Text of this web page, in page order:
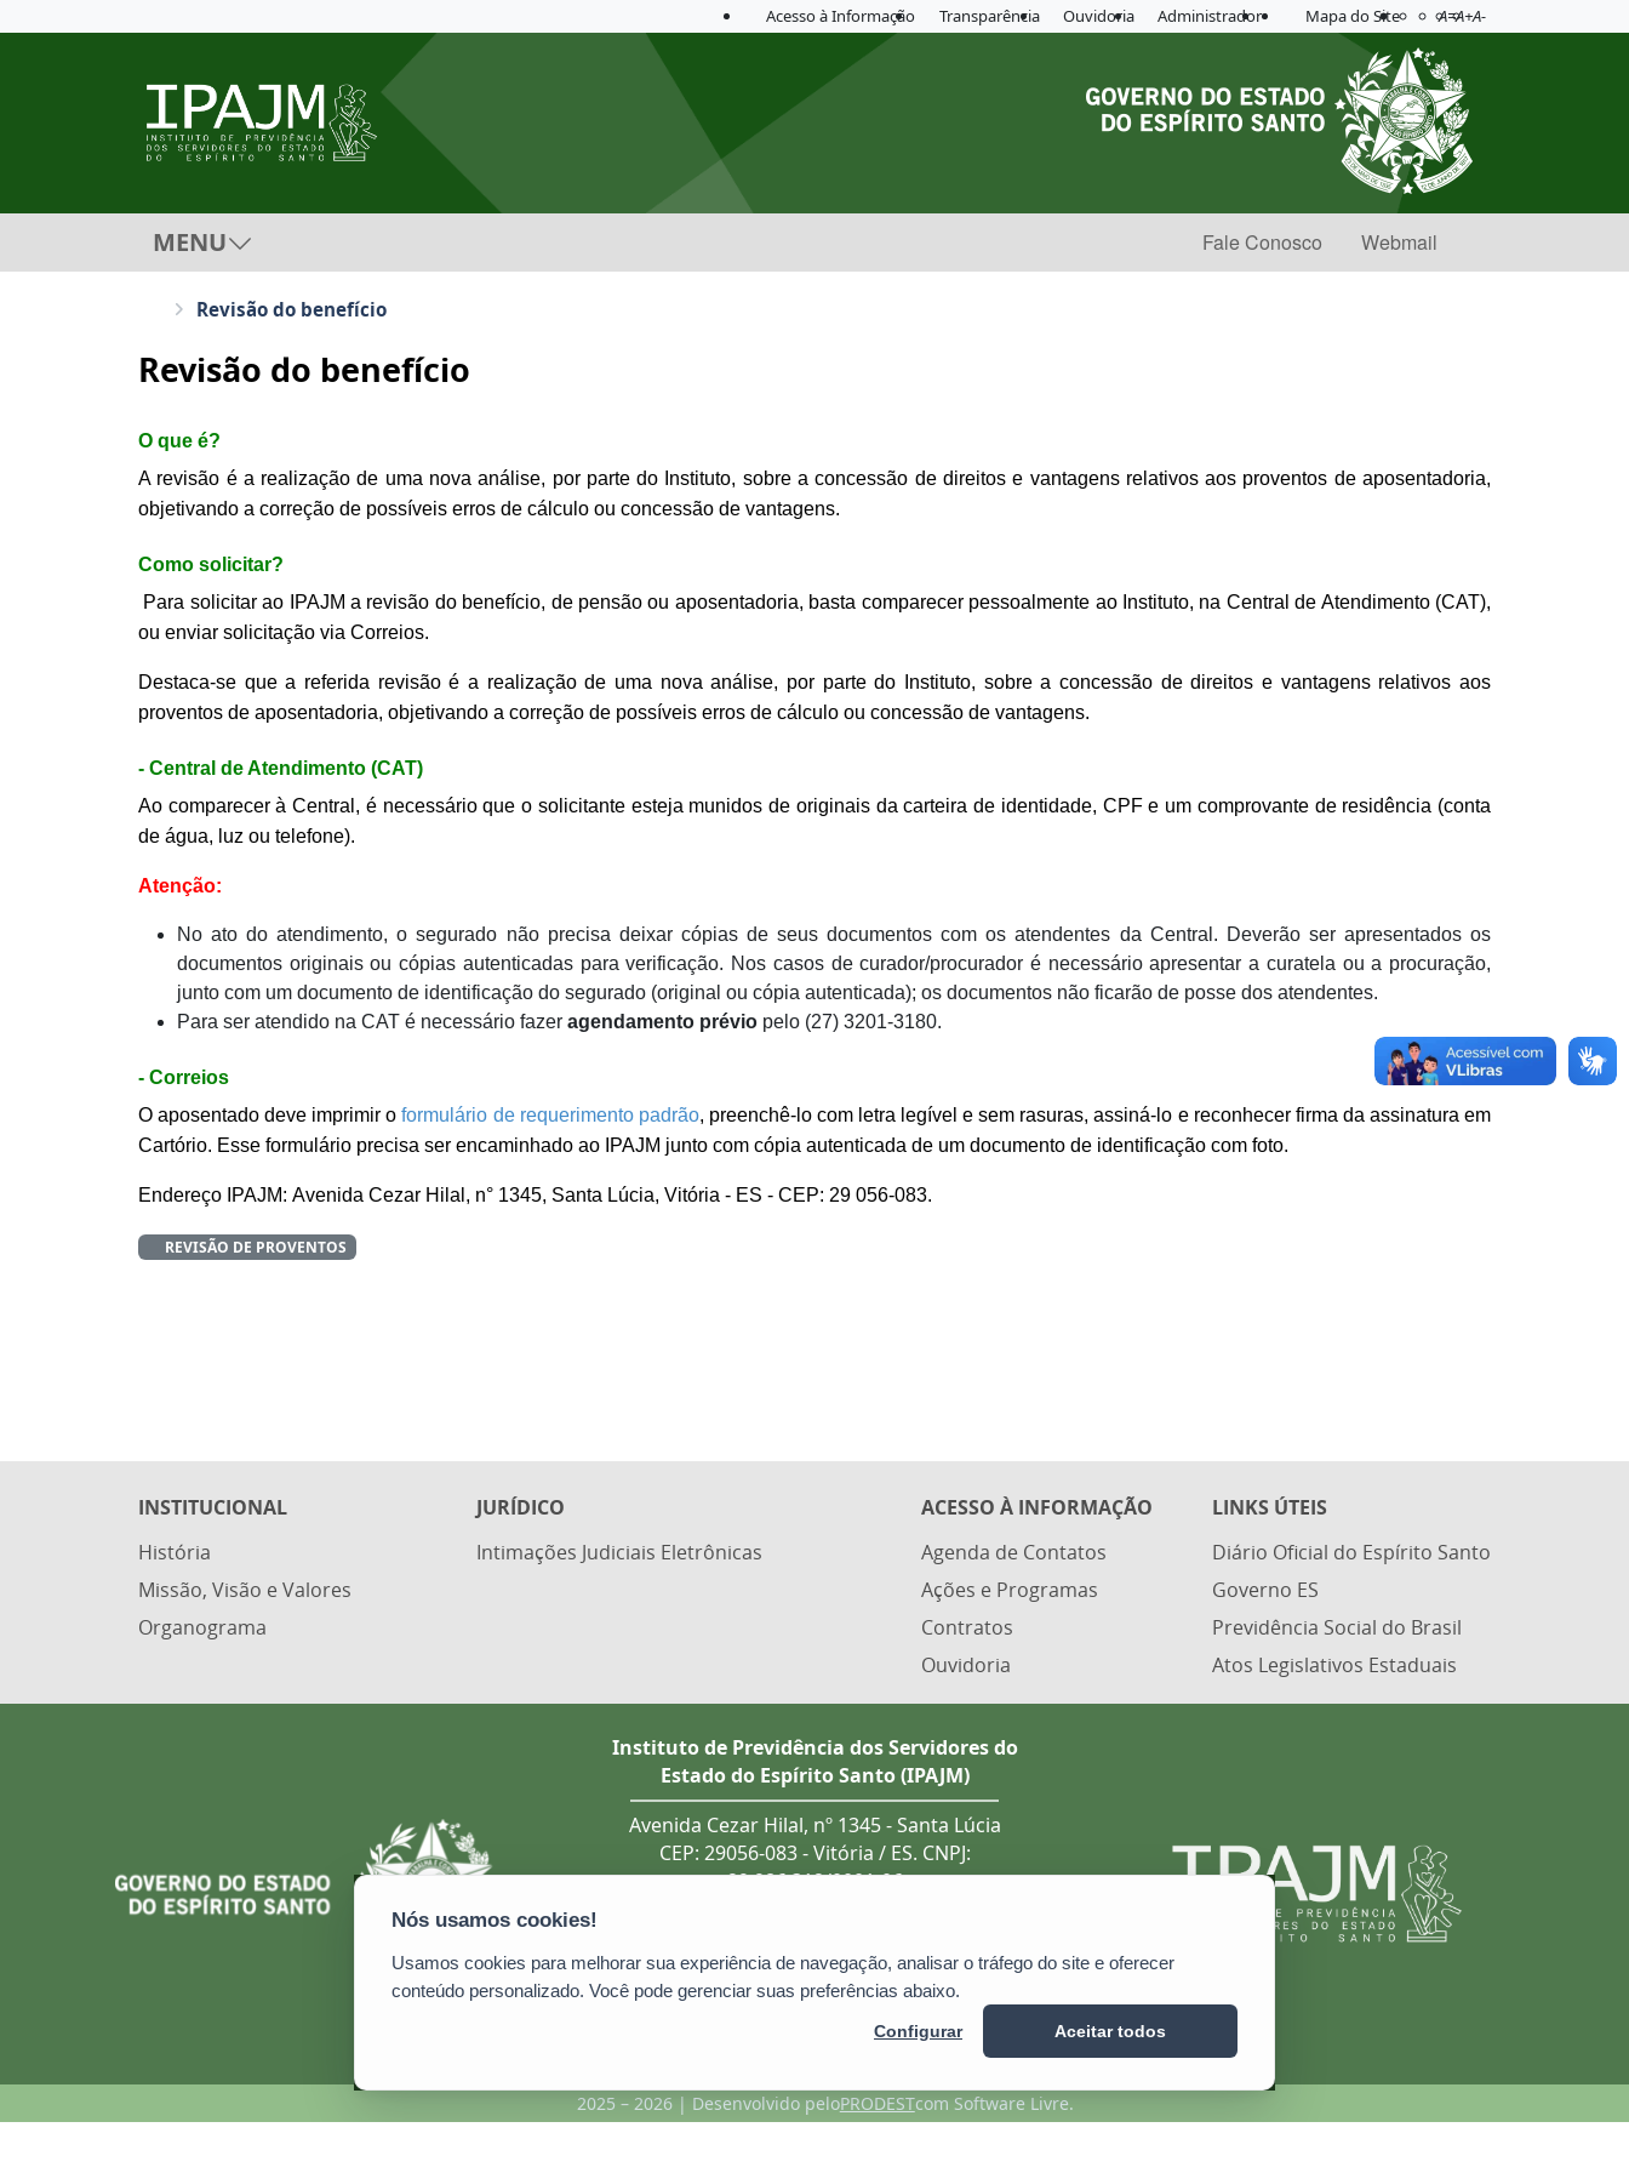
Acesso à Informação Transparência Ouvidoria Administrador Mapa do Site Acessibilidade
Aplicar contraste
A=A+A-
MENU Fale Conosco Webmail
Revisão do benefício
Revisão do benefício
O que é?
A revisão é a realização de uma nova análise, por parte do Instituto, sobre a concessão de direitos e vantagens relativos aos proventos de aposentadoria,
objetivando a correção de possíveis erros de cálculo ou concessão de vantagens.
Como solicitar?
Para solicitar ao IPAJM a revisão do benefício, de pensão ou aposentadoria, basta comparecer pessoalmente ao Instituto, na Central de Atendimento (CAT),
ou enviar solicitação via Correios.
Destaca-se que a referida revisão é a realização de uma nova análise, por parte do Instituto, sobre a concessão de direitos e vantagens relativos aos
proventos de aposentadoria, objetivando a correção de possíveis erros de cálculo ou concessão de vantagens.
- Central de Atendimento (CAT)
Ao comparecer à Central, é necessário que o solicitante esteja munidos de originais da carteira de identidade, CPF e um comprovante de residência (conta
de água, luz ou telefone).
Atenção:
No ato do atendimento, o segurado não precisa deixar cópias de seus documentos com os atendentes da Central. Deverão ser apresentados os
documentos originais ou cópias autenticadas para verificação. Nos casos de curador/procurador é necessário apresentar a curatela ou a procuração,
junto com um documento de identificação do segurado (original ou cópia autenticada); os documentos não ficarão de posse dos atendentes.
Para ser atendido na CAT é necessário fazer agendamento prévio pelo (27) 3201-3180.
- Correios
O aposentado deve imprimir oformulário de requerimento padrão, preenchê-lo com letra legível e sem rasuras, assiná-lo e reconhecer firma da assinatura em
Cartório. Esse formulário precisa ser encaminhado ao IPAJM junto com cópia autenticada de um documento de identificação com foto.
Endereço IPAJM: Avenida Cezar Hilal, n° 1345, Santa Lúcia, Vitória - ES - CEP: 29 056-083.
REVISÃO DE PROVENTOS
INSTITUCIONAL
História
Missão, Visão e Valores
Organograma
JURÍDICO
Intimações Judiciais Eletrônicas
ACESSO À INFORMAÇÃO
Agenda de Contatos
Ações e Programas
Contratos
Ouvidoria
LINKS ÚTEIS
Diário Oficial do Espírito Santo
Governo ES
Previdência Social do Brasil
Atos Legislativos Estaduais
Instituto de Previdência dos Servidores do
Estado do Espírito Santo (IPAJM)
Avenida Cezar Hilal, nº 1345 - Santa Lúcia
CEP: 29056-083 - Vitória / ES. CNPJ:
29.986.312/0001-06
Atendimento presencial deve ser
previamente agendado.
ipajm@ipajm.es.gov.br
2025 – 2026 | Desenvolvido peloPRODESTcom Software Livre.
Usamos cookies para melhorar sua experiência de navegação, analisar o tráfego do site e oferecer
conteúdo personalizado. Você pode gerenciar suas preferências abaixo.
Configurar Aceitar todos